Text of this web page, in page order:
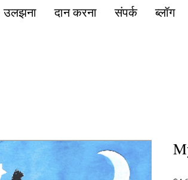
उलझना दान करना संपर्क ब्लॉग